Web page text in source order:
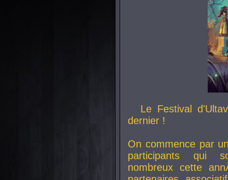
Le Festival
dernier !
On commence par
participants qui
nombreux cette